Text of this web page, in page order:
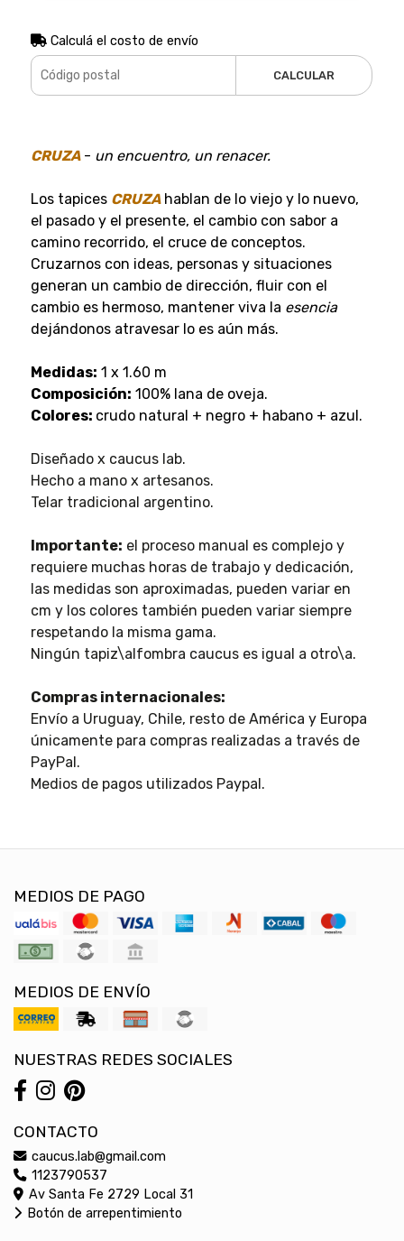
Calculá el costo de envío
CALCULAR
CRUZA - un encuentro, un renacer.
Los tapices CRUZA hablan de lo viejo y lo nuevo,
el pasado y el presente, el cambio con sabor a
camino recorrido, el cruce de conceptos.
Cruzarnos con ideas, personas y situaciones
generan un cambio de dirección, fluir con el
cambio es hermoso, mantener viva la esencia
dejándonos atravesar lo es aún más.
Medidas: 1 x 1.60 m
Composición: 100% lana de oveja.
Colores: crudo natural + negro + habano + azul.
Diseñado x caucus lab.
Hecho a mano x artesanos.
Telar tradicional argentino.
Importante: el proceso manual es complejo y
requiere muchas horas de trabajo y dedicación,
las medidas son aproximadas, pueden variar en
cm y los colores también pueden variar siempre
respetando la misma gama.
Ningún tapiz\alfombra caucus es igual a otro\a.
Compras internacionales:
Envío a Uruguay, Chile, resto de América y Europa
únicamente para compras realizadas a través de
PayPal.
Medios de pagos utilizados Paypal.
MEDIOS DE PAGO
MEDIOS DE ENVÍO
NUESTRAS REDES SOCIALES
CONTACTO
caucus.lab@gmail.com
1123790537
Av Santa Fe 2729 Local 31
Botón de arrepentimiento